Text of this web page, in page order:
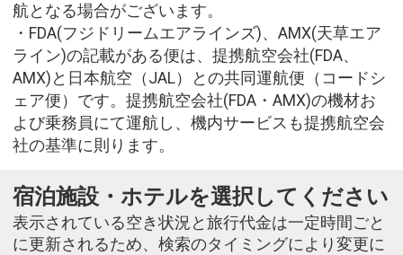
航となる場合がございます。
・FDA(フジドリームエアラインズ)、AMX(天草エア
ライン)の記載がある便は、提携航空会社(FDA、
AMX)と日本航空（JAL）との共同運航便（コードシ
ェア便）です。提携航空会社(FDA・AMX)の機材お
よび乗務員にて運航し、機内サービスも提携航空会
社の基準に則ります。
宿泊施設・ホテルを選択してください
表示されている空き状況と旅行代金は一定時間ごと
に更新されるため、検索のタイミングにより変更に